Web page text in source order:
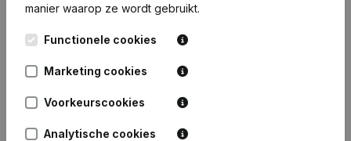
manier waarop ze wordt gebruikt.
Functionele cookies
Marketing cookies
Voorkeurscookies
Analytische cookies
Kantorenpark Everest
248D,
Prospecteren
Spotlight